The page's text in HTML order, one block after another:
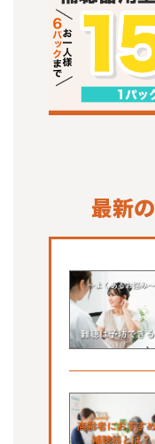
最新の